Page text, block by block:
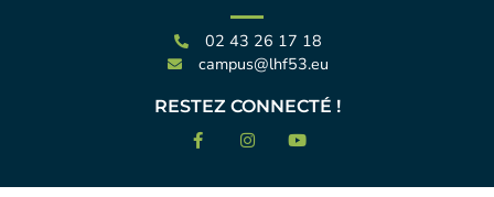
02 43 26 17 18
campus@lhf53.eu
RESTEZ CONNECTÉ !